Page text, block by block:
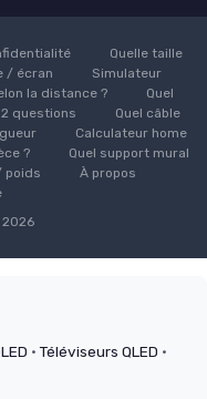
Quelle taille
/ écran
Simulateur
la distance ?
Quel
questions
Quel câble
Calculateur home
?
Quel support mural
poids
À propos
·Téléviseurs QLED ·